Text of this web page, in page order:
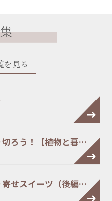
を見る
切ろう！【植物と暮…
寄せスイーツ（後編…